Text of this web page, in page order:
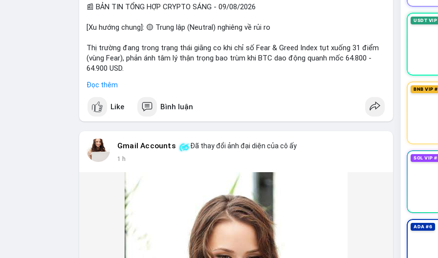
📰 BẢN TIN TỔNG HỢP CRYPTO SÁNG - 09/08/2026
[Xu hướng chung]: 🟡 Trung lập (Neutral) nghiêng về rủi ro
Thị trường đang trong trạng thái giằng co khi chỉ số Fear & Greed Index tụt xuống 31 điểm
(vùng Fear), phản ánh tâm lý thận trọng bao trùm khi BTC dao động quanh mốc 64.800 -
64.900 USD.
- Thị trường & Giá cả: Hoạt động cá voi diễn ra mạnh mẽ với 7 giao dịch BTC lớn được ghi
BTC (5,89 triệu USD) và 89,97 BTC (5,82 triệu USD), cho thấy các tổ chức lớn đang tái cơ
cấu danh mục. Tuy nhiên, funding rate BTC chỉ ở mức 0,0043% với tổng thanh lý 24h đạt
- DeFi & Công nghệ: Tổng TVL DeFi đạt 143,06 tỷ USD, gần như đứng yên (tăng 0,14%).
Ethereum dẫn đầu với 41,85 tỷ USD nhưng tốc độ tăng trưởng chậm lại. Trong khi đó, tổng
vốn hóa Stablecoin đạt 306,95 tỷ USD, cho thấy nhà đầu tư đang giữ tiền mặt chờ đợi.
BTCPay Foundation xác nhận các node Lightning bị rút tiền và đã chặn truy cập từ xa để
- Quy định & Pháp lý: Brazil công bố quy định mới có hiệu lực từ 1/1/2027, yêu cầu tạm dừng
24h đối với các giao dịch crypto trên 10.000 USD chuyển sang nhà cung cấp nước ngoài
hoặc ví tự quản. Fork BIP-110 của Bitcoin khai thác thành công 2 block rồi dừng do thiếu
hashpower, khoảng cách giữa các block kéo dài nhiều giờ.
Đọc thêm
Like Bình luận
Gmail Accounts Đã thay đổi ảnh đại diện của cô ấy
1 h
USDT
BNB VIP
SOL VIP
ADA #6